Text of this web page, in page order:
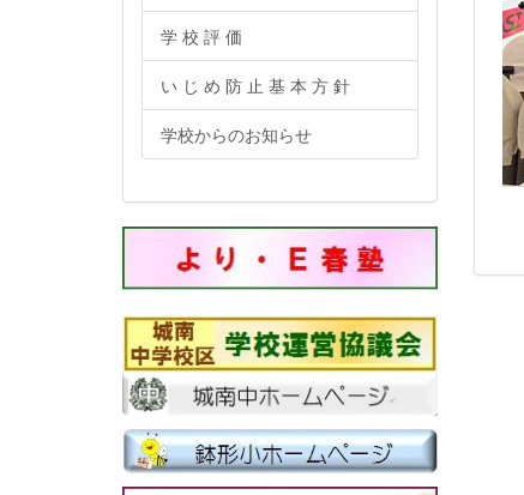
学 校 評 価
い じ め 防 止 基 本 方 針
学校からのお知らせ